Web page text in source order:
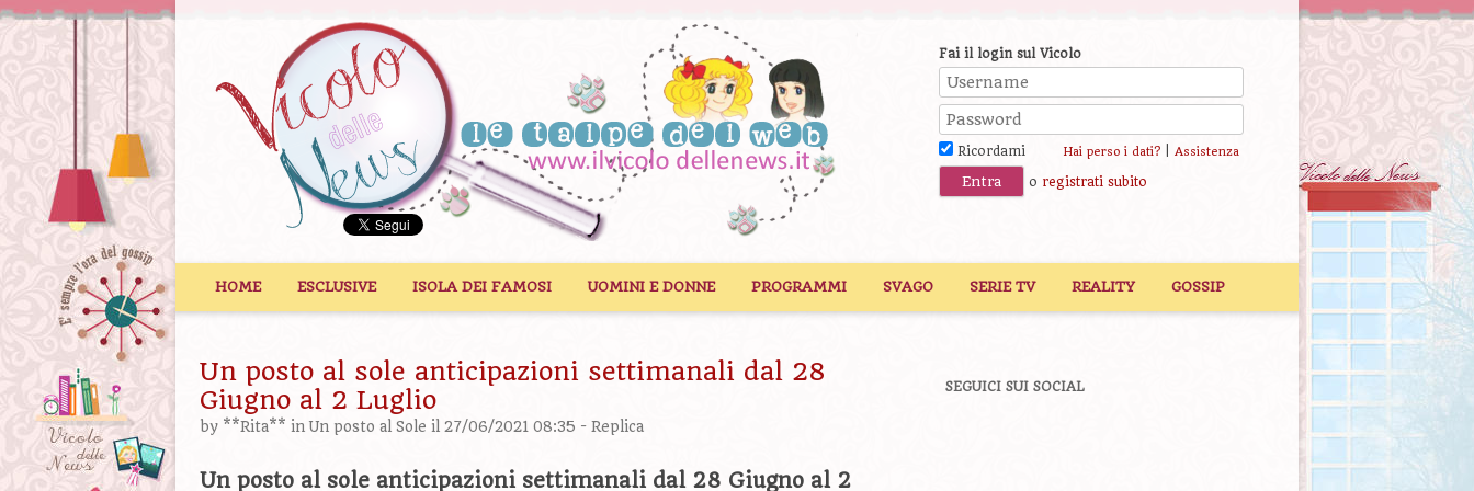
Fai il login sul Vicolo
Ricordami Hai perso i dati?| Assistenza
o registrati subito
HOME ESCLUSIVE ISOLA DEI FAMOSI UOMINI E DONNE PROGRAMMI SVAGO SERIE TV REALITY GOSSIP
Un posto al sole anticipazioni settimanali dal 28
Giugno al 2 Luglio
by **Rita** inUn posto al Sole il 27/06/2021 08:35 - Replica
Un posto al sole anticipazioni settimanali dal 28 Giugno al 2
SEGUICI SUI SOCIAL